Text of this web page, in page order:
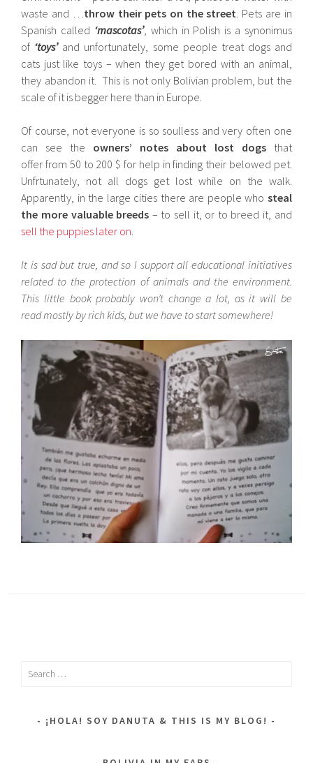
waste and …throw their pets on the street. Pets are in
Spanish called ‘mascotas’, which in Polish is a synonimus
of ‘toys’and unfortunately, some people treat dogs and
cats just like toys – when they get bored with an animal,
they abandon it. This is not only Bolivian problem, but the
scale of it is begger here than in Europe.
Of course, not everyone is so soulless and very often one
can see the owners’ notes about lost dogs that
offer from 50 to 200 $ for help in finding their belowed pet.
Unfrtunately, not all dogs get lost while on the walk.
Apparently, in the large cities there are people who steal
the more valuable breeds – to sell it, or to breed it, and
sell the puppies later on.
It is sad but true, and so I support all educational initiatives
related to the protection of animals and the environment.
This little book probably won’t change a lot, as it will be
read mostly by rich kids, but we have to start somewhere!
Search
¡HOLA! SOY DANUTA & THIS IS MY BLOG!